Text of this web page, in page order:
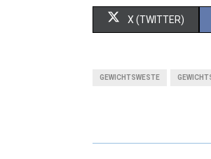
X (TWITTER)
GEWICHTSWESTE